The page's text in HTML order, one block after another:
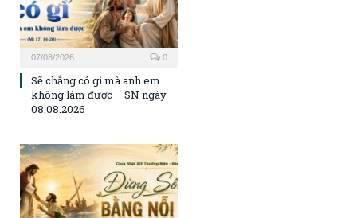
07/08/2026 0
Sẽ chẳng có gì mà anh em
không làm được – SN ngày
08.08.2026